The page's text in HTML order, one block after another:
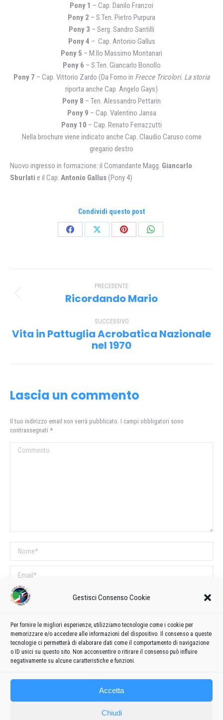
Gestisci Consenso Cookie
Per fornire le migliori esperienze, utilizziamo tecnologie come i cookie per
memorizzare e/o accedere alle informazioni del dispositivo. Il consenso a queste
tecnologie ci permetterà di elaborare dati come il comportamento di navigazione
o ID unici su questo sito. Non acconsentire o ritirare il consenso può influire
negativamente su alcune caratteristiche e funzioni.
Accetta
Chiudi
Pony 1 – Cap. Danilo Franzoi
Pony 2 – S.Ten. Pietro Purpura
Pony 3 – Serg. Sandro Santilli
Pony 4 – Cap. Antonio Gallus
Pony 5 – M.llo Massimo Montanari
Pony 6 – S.Ten. Giancarlo Bonollo
Pony 7 – Cap. Vittorio Zardo (Da Forno in Frecce Tricolori. La storia
riporta anche Cap. Angelo Gays)
Pony 8 – Ten. Alessandro Pettarin
Pony 9 – Cap. Valentino Jansa
Pony 10 – Cap. Renato Ferrazzutti
Nella brochure viene indicato anche Cap. Claudio Caruso come
gregario destro
Nuovo ingresso in formazione: il Comandante Magg. Giancarlo
Sburlati e il Cap. Antonio Gallus(Pony 4)
Condividi questo post
CondividiCondividiCondividiCondividi
tra
post
PRECEDENTE
Post
Ricordando Mario
SUCCESSIVO
Prossimo
post:
Vita in Pattuglia Acrobatica Nazionale
nel 1970
Lascia un commento
Il tuo indirizzo email non verrà pubblicato. I campi obbligatori sono
contrassegnati *
Commento
Nome *
Email *
Sito web
COMMENTI SUL POST
Questo sito utilizza Akismet per ridurre lo spam.Scopri come vengono
elaborati i dati derivati dai commenti.